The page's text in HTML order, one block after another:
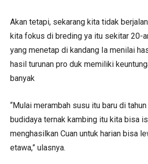
Akan tetapi, sekarang kita tidak
kita fokus di breding ya itu sekitar 20-
yang menetap di kandang Ia menilai
hasil turunan pro duk memiliki
banyak
“Mulai merambah susu itu baru di
budidaya ternak kambing itu kita bisa
menghasilkan Cuan untuk harian bisa
etawa,” ulasnya.